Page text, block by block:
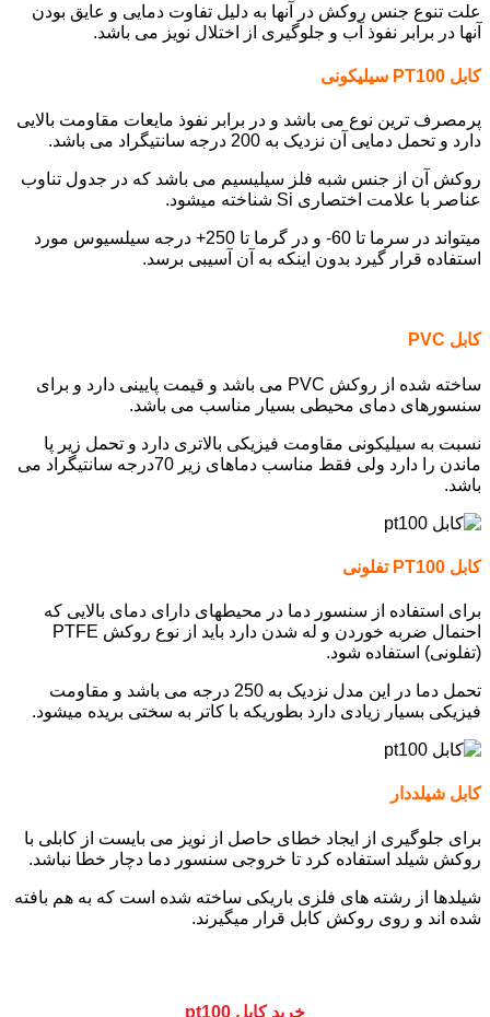
علت تنوع جنس روکش در آنها به دلیل تفاوت دمایی و عایق بودن
آنها در برابر نفوذ آب و جلوگیری از اختلال نویز می باشد.
کابل PT100 سیلیکونی
پرمصرف ترین نوع می باشد و در برابر نفوذ مایعات مقاومت بالایی
دارد و تحمل دمایی آن نزدیک به 200 درجه سانتیگراد می باشد.
روکش آن از جنس شبه فلز سیلیسیم می باشد که در جدول تناوب
عناصر با علامت اختصاری Si شناخته میشود.
میتواند در سرما تا 60- و در گرما تا 250+ درجه سیلسیوس مورد
استفاده قرار گیرد بدون اینکه به آن آسیبی برسد.
کابل PVC
ساخته شده از روکش PVC می باشد و قیمت پایینی دارد و برای
سنسورهای دمای محیطی بسیار مناسب می باشد.
نسبت به سیلیکونی مقاومت فیزیکی بالاتری دارد و تحمل زیر پا
ماندن را دارد ولی فقط مناسب دماهای زیر 70درجه سانتیگراد می
باشد.
کابل PT100 تفلونی
برای استفاده از سنسور دما در محیطهای دارای دمای بالایی که
احنمال ضربه خوردن و له شدن دارد باید از نوع روکش PTFE
(تفلونی) استفاده شود.
تحمل دما در این مدل نزدیک به 250 درجه می باشد و مقاومت
فیزیکی بسیار زیادی دارد بطوریکه با کاتر به سختی بریده میشود.
کابل شیلددار
برای جلوگیری از ایجاد خطای حاصل از نویز می بایست از کابلی با
روکش شیلد استفاده کرد تا خروجی سنسور دما دچار خطا نباشد.
شیلدها از رشته های فلزی باریکی ساخته شده است که به هم بافته
شده اند و روی روکش کابل قرار میگیرند.
خرید کابل pt100